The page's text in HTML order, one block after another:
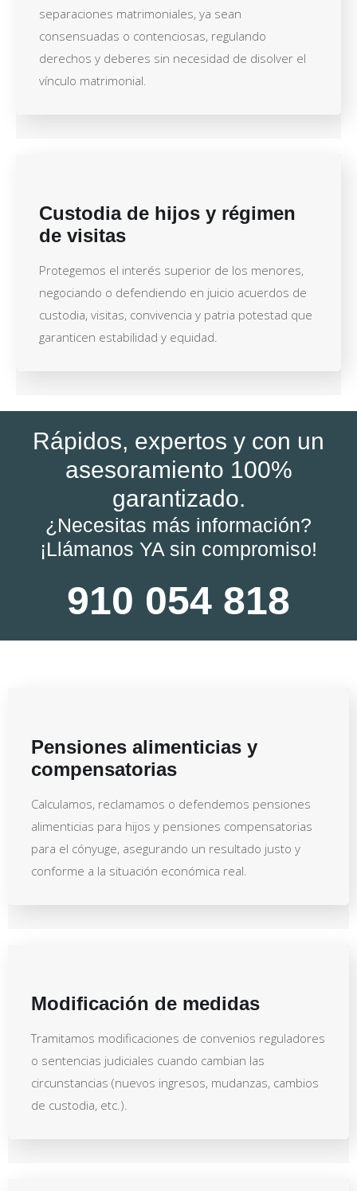
separaciones matrimoniales, ya sean
consensuadas o contenciosas, regulando
derechos y deberes sin necesidad de disolver el
vínculo matrimonial.
Custodia de hijos y régimen
de visitas
Protegemos el interés superior de los menores,
negociando o defendiendo en juicio acuerdos de
custodia, visitas, convivencia y patria potestad que
garanticen estabilidad y equidad.
Rápidos, expertos y con un
asesoramiento 100%
garantizado.
¿Necesitas más información?
¡Llámanos YA sin compromiso!
910 054 818
Pensiones alimenticias y
compensatorias
Calculamos, reclamamos o defendemos pensiones
alimenticias para hijos y pensiones compensatorias
para el cónyuge, asegurando un resultado justo y
conforme a la situación económica real.
Modificación de medidas
Tramitamos modificaciones de convenios reguladores
o sentencias judiciales cuando cambian las
circunstancias (nuevos ingresos, mudanzas, cambios
de custodia, etc.).